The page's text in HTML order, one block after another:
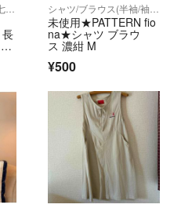
未使用★PATTERN fio
na★シャツ ブラウ
ス 濃紺 M
¥500